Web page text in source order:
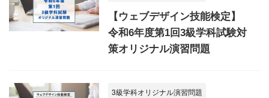
【ウェブデザイン技能検定】
令和6年度第1回3級学科試験対
策オリジナル演習問題
3級学科オリジナル演習問題